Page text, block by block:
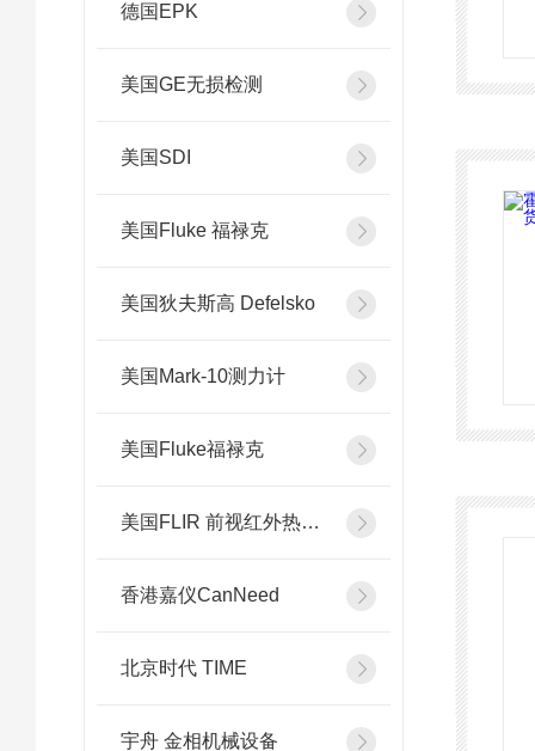
德国EPK
美国GE无损检测
美国SDI
美国Fluke 福禄克
美国狄夫斯高 Defelsko
美国Mark-10测力计
美国Fluke福禄克
美国FLIR 前视红外热像系统
香港嘉仪CanNeed
北京时代 TIME
宇舟 金相机械设备